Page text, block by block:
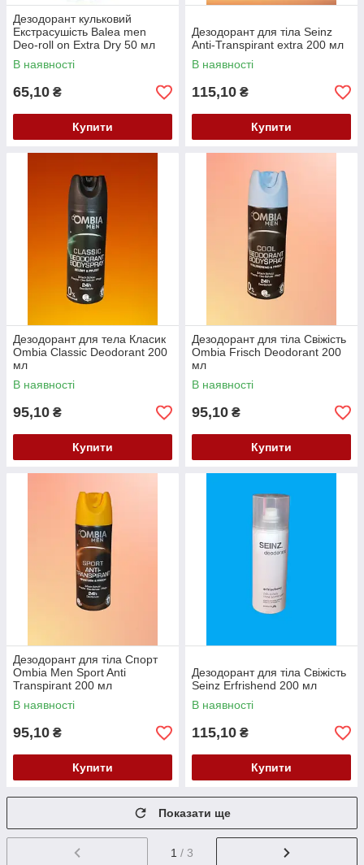
Дезодорант кульковий
Екстрасушість Balea men
Deo-roll on Extra Dry 50 мл
В наявності
65,10 ₴
Купити
Дезодорант для тіла Seinz
Anti-Transpirant extra 200 мл
В наявності
115,10 ₴
Купити
Дезодорант для тела Класик
Ombia Classic Deodorant 200
мл
В наявності
95,10 ₴
Купити
Дезодорант для тіла Свіжість
Ombia Frisch Deodorant 200
мл
В наявності
95,10 ₴
Купити
Дезодорант для тіла Спорт
Ombia Men Sport Anti
Transpirant 200 мл
В наявності
95,10 ₴
Купити
Дезодорант для тіла Свіжість
Seinz Erfrishend 200 мл
В наявності
115,10 ₴
Купити
Показати ще
1 / 3